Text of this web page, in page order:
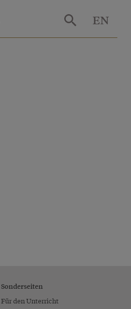
EN
Sonderseiten
Für den Unterricht